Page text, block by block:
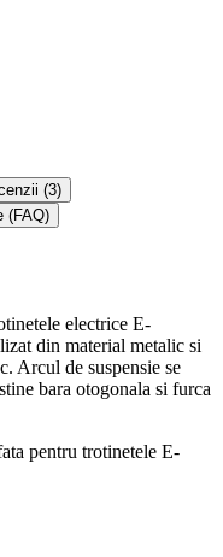
(3)
(FAQ)
electrice E-
din material metalic si
Arcul de suspensie se
bara otogonala si furca
pentru trotinetele E-